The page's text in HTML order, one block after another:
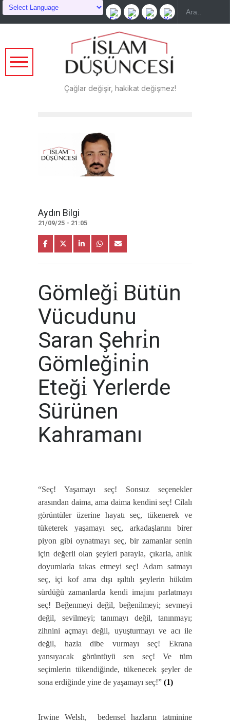
Çağlar değişir, hakikat değişmez!
Aydın Bilgi
21/09/25 - 21:05
Gömleği̇ Bütün
Vücudunu
Saran Şehri̇n
Gömleği̇ni̇n
Eteği̇ Yerlerde
Sürünen
Kahramanı
“Seç! Yaşamayı seç! Sonsuz seçenekler
arasından daima, ama daima kendini seç! Cilalı
görüntüler üzerine hayatı seç, tükenerek ve
tüketerek yaşamayı seç, arkadaşlarını birer
piyon gibi oynatmayı seç, bir zamanlar senin
için değerli olan şeyleri parayla, çıkarla, anlık
doyumlarla takas etmeyi seç! Adam satmayı
seç, içi kof ama dışı ışıltılı şeylerin hüküm
sürdüğü zamanlarda kendi imajını parlatmayı
seç! Beğenmeyi değil, beğenilmeyi; sevmeyi
değil, sevilmeyi; tanımayı değil, tanınmayı;
zihnini açmayı değil, uyuşturmayı ve acı ile
değil, hazla dibe vurmayı seç! Ekrana
yansıyacak görüntüyü sen seç! Ve tüm
seçimlerin tükendiğinde, tükenecek şeyler de
sona erdiğinde yine de yaşamayı seç!” (1)
Irwine Welsh, bedensel hazların tatminine